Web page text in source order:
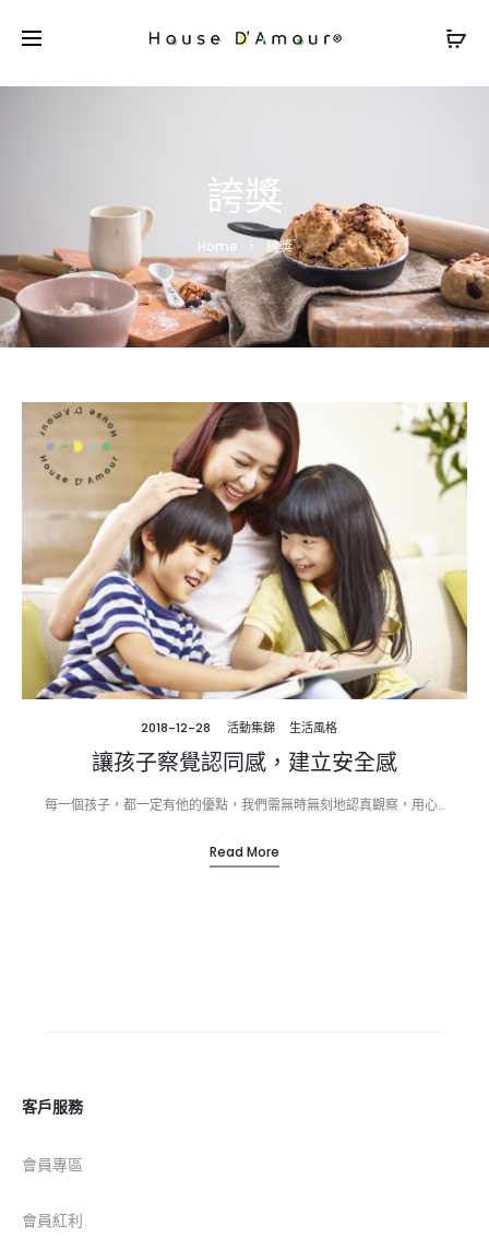
誇獎
Home 誇獎
2018-12-28 活動集錦 生活風格
讓孩子察覺認同感，建立安全感
每一個孩子，都一定有他的優點，我們需無時無刻地認真觀察，用心…
Read More
客戶服務
會員專區
會員紅利